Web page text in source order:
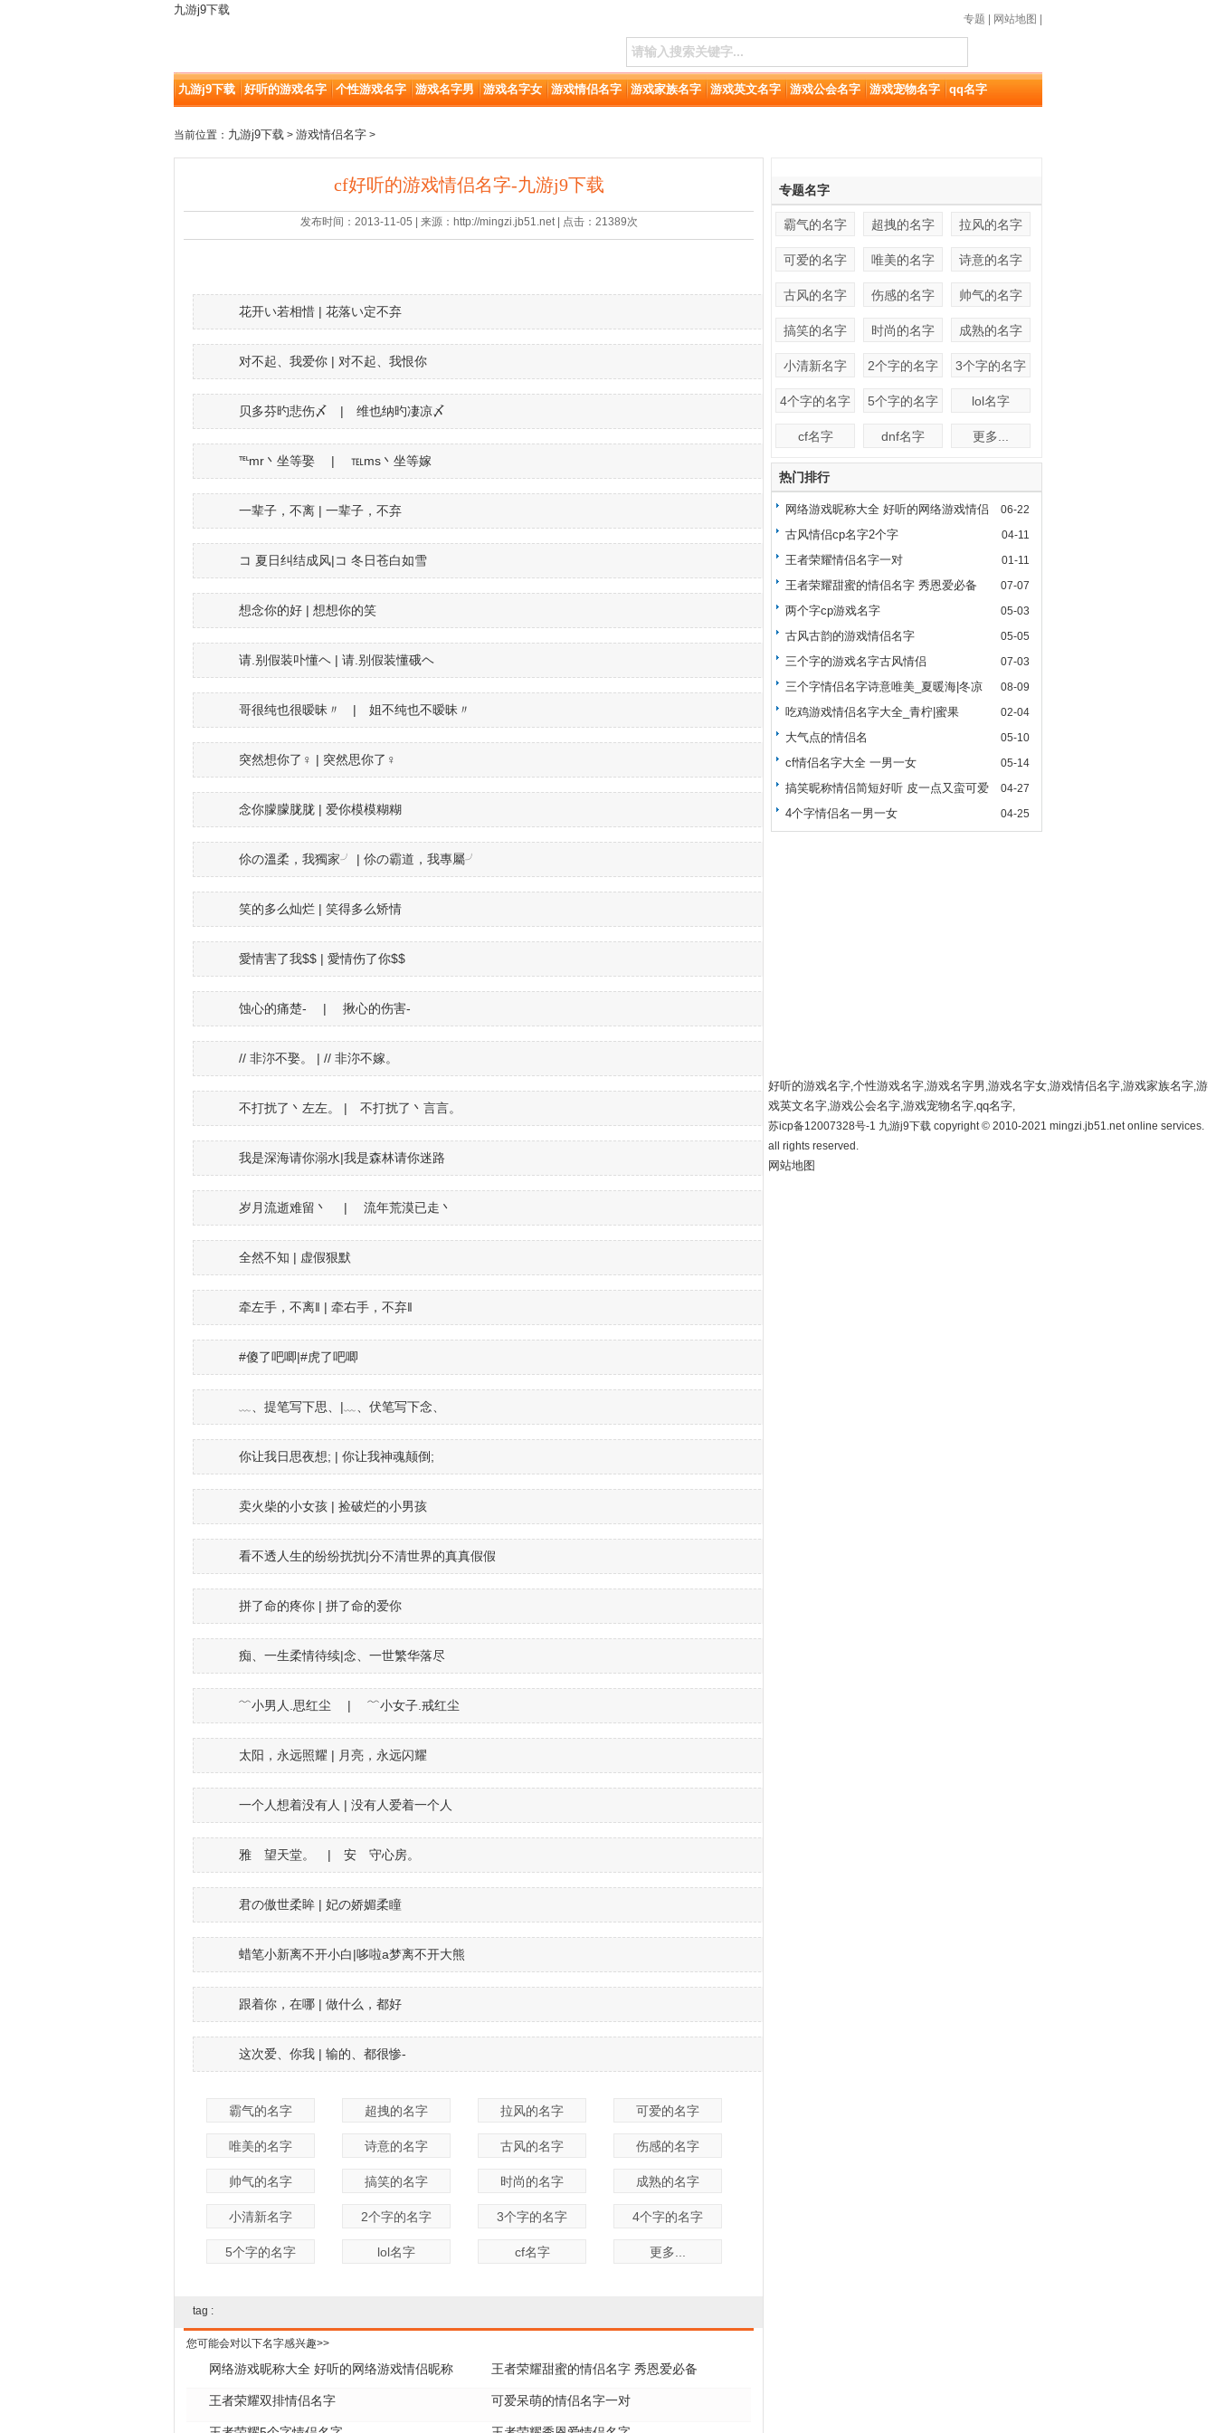
九游j9下载
专题 网站地图
九游j9下载 好听的游戏名字 个性游戏名字 游戏名字男 游戏名字女 游戏情侣名字 游戏家族名字 游戏英文名字 游戏公会名字 游戏宠物名字 qq名字
当前位置： 九游j9下载 > 游戏情侣名字 >
cf好听的游戏情侣名字-九游j9下载
发布时间：2013-11-05 | 来源：http://mingzi.jb51.net | 点击：21389次
花开い若相惜 | 花落い定不弃
对不起、我爱你 | 对不起、我恨你
贝多芬旳悲伤〆 | 维也纳旳凄凉〆
℡mr丶坐等娶 | ℡ms丶坐等嫁
一辈子，不离 | 一辈子，不弃
コ 夏日纠结成风|コ 冬日苍白如雪
想念你的好 | 想想你的笑
请.别假装卟懂ヘ | 请.别假装懂硪ヘ
哥很纯也很暧昧〃 | 姐不纯也不暧昧〃
突然想你了♀ | 突然思你了♀
念你朦朦胧胧 | 爱你模模糊糊
伱の溫柔，我獨家╯ | 伱の霸道，我專屬╯
笑的多么灿烂 | 笑得多么矫情
愛情害了我$$ | 愛情伤了你$$
蚀心的痛楚- | 揪心的伤害-
// 非沵不娶。 | // 非沵不嫁。
不打扰了丶左左。 | 不打扰了丶言言。
我是深海请你溺水|我是森林请你迷路
岁月流逝难留丶 | 流年荒漠已走丶
全然不知 | 虚假狠默
牵左手，不离‖ | 牵右手，不弃‖
#傻了吧唧|#虎了吧唧
﹏、提笔写下思、|﹏、伏笔写下念、
你让我日思夜想; | 你让我神魂颠倒;
卖火柴的小女孩 | 捡破烂的小男孩
看不透人生的纷纷扰扰|分不清世界的真真假假
拼了命的疼你 | 拼了命的爱你
痴、一生柔情待续|念、一世繁华落尽
﹌小男人.思红尘 | ﹌小女子.戒红尘
太阳，永远照耀 | 月亮，永远闪耀
一个人想着没有人 | 没有人爱着一个人
雅 望天堂。 | 安 守心房。
君の傲世柔眸 | 妃の娇媚柔瞳
蜡笔小新离不开小白|哆啦a梦离不开大熊
跟着你，在哪 | 做什么，都好
这次爱、你我 | 输的、都很惨-
霸气的名字 超拽的名字 拉风的名字 可爱的名字
唯美的名字 诗意的名字 古风的名字 伤感的名字
帅气的名字 搞笑的名字 时尚的名字 成熟的名字
小清新名字 2个字的名字 3个字的名字 4个字的名字
5个字的名字 lol名字 cf名字 更多...
tag :
您可能会对以下名字感兴趣>>
网络游戏昵称大全 好听的网络游戏情侣昵称 王者荣耀甜蜜的情侣名字 秀恩爱必备
王者荣耀双排情侣名字 可爱呆萌的情侣名字一对
专题名字
霸气的名字 超拽的名字 拉风的名字
可爱的名字 唯美的名字 诗意的名字
古风的名字 伤感的名字 帅气的名字
搞笑的名字 时尚的名字 成熟的名字
小清新名字 2个字的名字 3个字的名字
4个字的名字 5个字的名字 lol名字
cf名字 dnf名字 更多...
热门排行
06-22
网络游戏昵称大全 好听的网络游戏情侣
昵称
04-11
古风情侣cp名字2个字
01-11
王者荣耀情侣名字一对
07-07
王者荣耀甜蜜的情侣名字 秀恩爱必备
05-03
两个字cp游戏名字
05-05
古风古韵的游戏情侣名字
07-03
三个字的游戏名字古风情侣
08-09
三个字情侣名字诗意唯美_夏暖海|冬凉
心
02-04
吃鸡游戏情侣名字大全_青柠|蜜果
05-10
大气点的情侣名
05-14
cf情侣名字大全 一男一女
04-27
搞笑昵称情侣简短好听 皮一点又蛮可爱
的情侣网
04-25
4个字情侣名一男一女
好听的游戏名字,个性游戏名字,游戏名字男 ,游戏名字女,游戏情侣名字,游戏家族名字,游
戏英文名字,游戏公会名字,游戏宠物名字,qq名字,
苏icp备12007328号-1 九游j9下载 copyright © 2010-2021 mingzi.jb51.net online services.
all rights reserved.
网站地图